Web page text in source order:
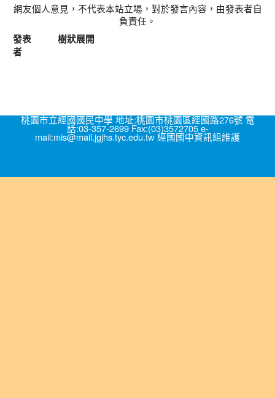
網友個人意見，不代表本站立場，對於發言內容，由發表者自
負責任。
發表
者
樹狀展開
桃園市立經國國民中學 地址:桃園市桃園區經國路276號 電
話:03-357-2699 Fax:(03)3572705 e-
mail:mis@mail.jgjhs.tyc.edu.tw 經國國中資訊組維護